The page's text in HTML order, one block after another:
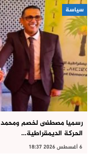
سياسة
رسميا مصطفى لخصم ومحمد
الحركة الديمقراطية…
6 أغسطس 2026 18:37